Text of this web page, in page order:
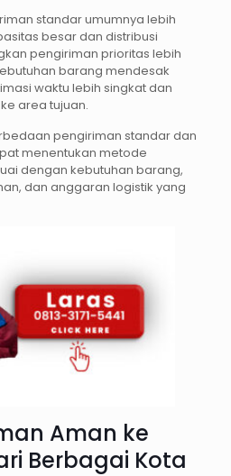
standar umumnya lebih
besar dan distribusi
pengiriman prioritas lebih
barang mendesak
waktu lebih singkat dan
area tujuan.
pengiriman standar dan
menentukan metode
dengan kebutuhan barang,
dan anggaran logistik yang
Aman ke
Berbagai Kota